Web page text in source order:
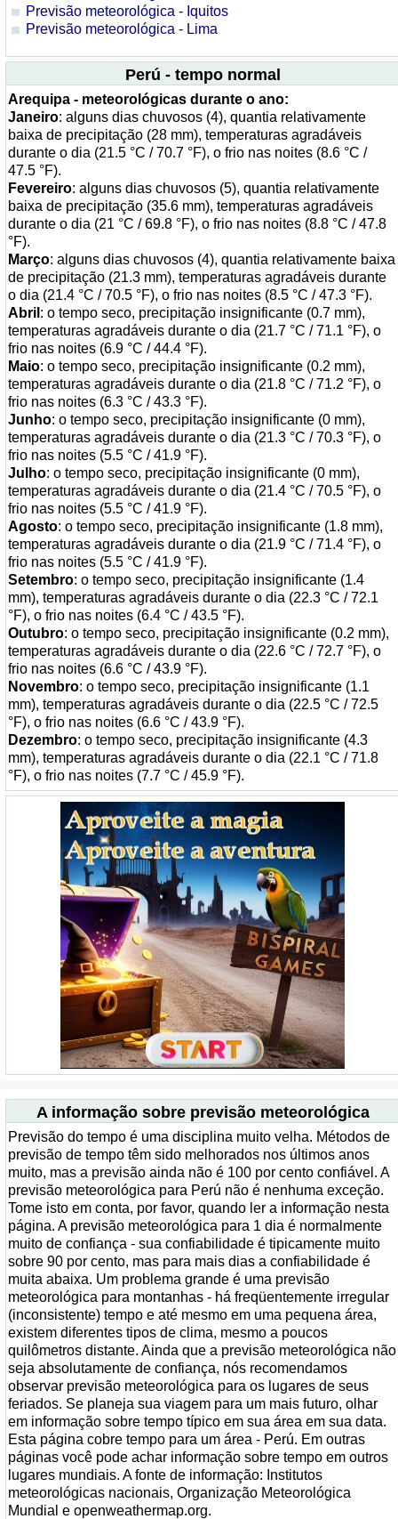
Previsão meteorológica - Iquitos
Previsão meteorológica - Lima
Perú - tempo normal
Arequipa - meteorológicas durante o ano:
Janeiro: alguns dias chuvosos (4), quantia relativamente
baixa de precipitação (28 mm), temperaturas agradáveis
durante o dia (21.5 °C / 70.7 °F), o frio nas noites (8.6 °C /
47.5 °F).
Fevereiro: alguns dias chuvosos (5), quantia relativamente
baixa de precipitação (35.6 mm), temperaturas agradáveis
durante o dia (21 °C / 69.8 °F), o frio nas noites (8.8 °C / 47.8
°F).
Março: alguns dias chuvosos (4), quantia relativamente baixa
de precipitação (21.3 mm), temperaturas agradáveis durante
o dia (21.4 °C / 70.5 °F), o frio nas noites (8.5 °C / 47.3 °F).
Abril : o tempo seco, precipitação insignificante (0.7 mm),
temperaturas agradáveis durante o dia (21.7 °C / 71.1 °F), o
frio nas noites (6.9 °C / 44.4 °F).
Maio: o tempo seco, precipitação insignificante (0.2 mm),
temperaturas agradáveis durante o dia (21.8 °C / 71.2 °F), o
frio nas noites (6.3 °C / 43.3 °F).
Junho: o tempo seco, precipitação insignificante (0 mm),
temperaturas agradáveis durante o dia (21.3 °C / 70.3 °F), o
frio nas noites (5.5 °C / 41.9 °F).
Julho: o tempo seco, precipitação insignificante (0 mm),
temperaturas agradáveis durante o dia (21.4 °C / 70.5 °F), o
frio nas noites (5.5 °C / 41.9 °F).
Agosto: o tempo seco, precipitação insignificante (1.8 mm),
temperaturas agradáveis durante o dia (21.9 °C / 71.4 °F), o
frio nas noites (5.5 °C / 41.9 °F).
Setembro: o tempo seco, precipitação insignificante (1.4
mm), temperaturas agradáveis durante o dia (22.3 °C / 72.1
°F), o frio nas noites (6.4 °C / 43.5 °F).
Outubro: o tempo seco, precipitação insignificante (0.2 mm),
temperaturas agradáveis durante o dia (22.6 °C / 72.7 °F), o
frio nas noites (6.6 °C / 43.9 °F).
Novembro: o tempo seco, precipitação insignificante (1.1
mm), temperaturas agradáveis durante o dia (22.5 °C / 72.5
°F), o frio nas noites (6.6 °C / 43.9 °F).
Dezembro: o tempo seco, precipitação insignificante (4.3
mm), temperaturas agradáveis durante o dia (22.1 °C / 71.8
°F), o frio nas noites (7.7 °C / 45.9 °F).
A informação sobre previsão meteorológica
Previsão do tempo é uma disciplina muito velha. Métodos de
previsão de tempo têm sido melhorados nos últimos anos
muito, mas a previsão ainda não é 100 por cento confiável. A
previsão meteorológica para Perú não é nenhuma exceção.
Tome isto em conta, por favor, quando ler a informação nesta
página. A previsão meteorológica para 1 dia é normalmente
muito de confiança - sua confiabilidade é tipicamente muito
sobre 90 por cento, mas para mais dias a confiabilidade é
muita abaixa. Um problema grande é uma previsão
meteorológica para montanhas - há freqüentemente irregular
(inconsistente) tempo e até mesmo em uma pequena área,
existem diferentes tipos de clima, mesmo a poucos
quilômetros distante. Ainda que a previsão meteorológica não
seja absolutamente de confiança, nós recomendamos
observar previsão meteorológica para os lugares de seus
feriados. Se planeja sua viagem para um mais futuro, olhar
em informação sobre tempo típico em sua área em sua data.
Esta página cobre tempo para um área - Perú. Em outras
páginas você pode achar informação sobre tempo em outros
lugares mundiais. A fonte de informação: Institutos
meteorológicas nacionais, Organização Meteorológica
Mundial e openweathermap.org.